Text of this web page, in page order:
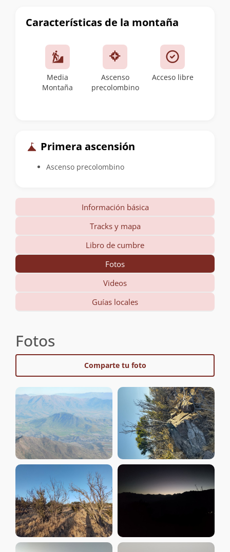
Características de la montaña
Media
Montaña
Ascenso
precolombino
Acceso libre
Primera ascensión
Ascenso precolombino
Información básica
Tracks y mapa
Libro de cumbre
Fotos
Videos
Guías locales
Fotos
Comparte tu foto